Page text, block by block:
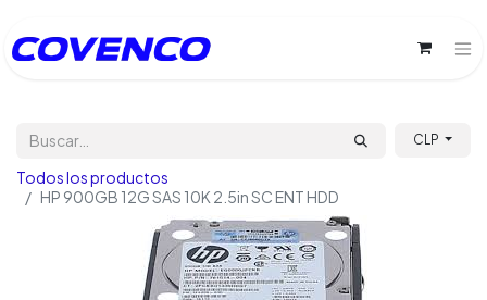
CLP
Todos los productos
HP 900GB 12G SAS 10K 2.5in SC ENT HDD